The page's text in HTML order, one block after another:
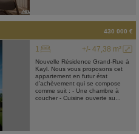
430 000 €
+/- 47,38 m²
1
Nouvelle Résidence Grand-Rue à
Kayl. Nous vous proposons cet
appartement en futur état
d’achèvement qui se compose
comme suit : - Une chambre à
coucher - Cuisine ouverte su...